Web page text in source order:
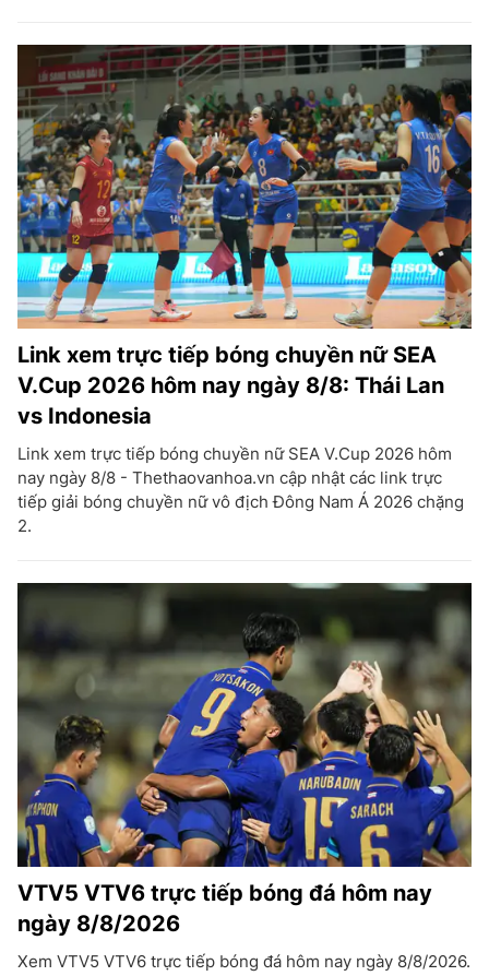
Link xem trực tiếp bóng chuyền nữ SEA
V.Cup 2026 hôm nay ngày 8/8: Thái Lan
vs Indonesia
Link xem trực tiếp bóng chuyền nữ SEA V.Cup 2026 hôm
nay ngày 8/8 - Thethaovanhoa.vn cập nhật các link trực
tiếp giải bóng chuyền nữ vô địch Đông Nam Á 2026 chặng
2.
VTV5 VTV6 trực tiếp bóng đá hôm nay
ngày 8/8/2026
Xem VTV5 VTV6 trực tiếp bóng đá hôm nay ngày 8/8/2026.